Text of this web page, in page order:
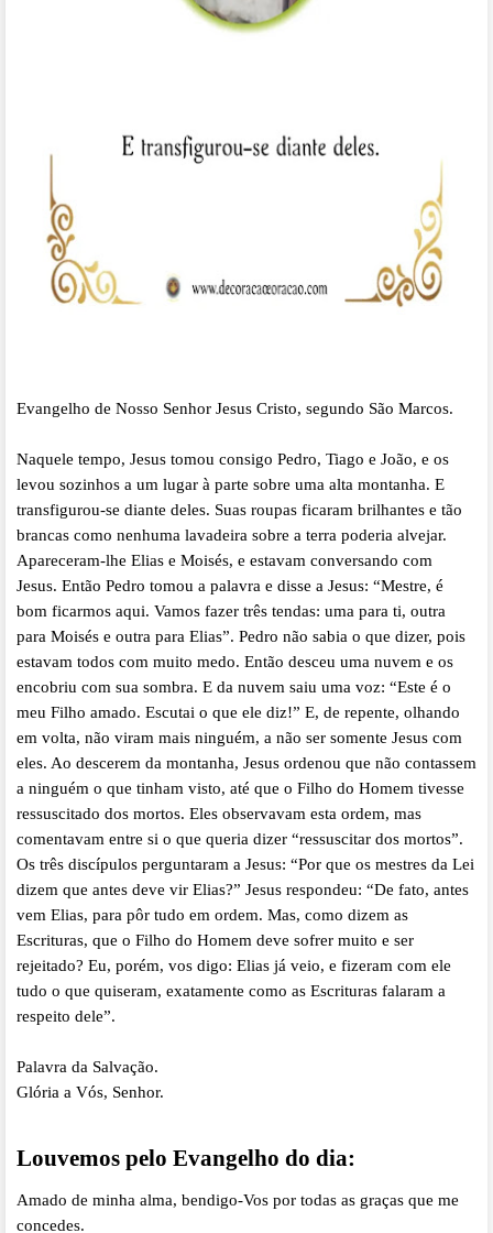
Evangelho de Nosso Senhor Jesus Cristo, segundo São Marcos.
Naquele tempo, Jesus tomou consigo Pedro, Tiago e João, e os
levou sozinhos a um lugar à parte sobre uma alta montanha. E
transfigurou-se diante deles. Suas roupas ficaram brilhantes e tão
brancas como nenhuma lavadeira sobre a terra poderia alvejar.
Apareceram-lhe Elias e Moisés, e estavam conversando com
Jesus. Então Pedro tomou a palavra e disse a Jesus: “Mestre, é
bom ficarmos aqui. Vamos fazer três tendas: uma para ti, outra
para Moisés e outra para Elias”. Pedro não sabia o que dizer, pois
estavam todos com muito medo. Então desceu uma nuvem e os
encobriu com sua sombra. E da nuvem saiu uma voz: “Este é o
meu Filho amado. Escutai o que ele diz!” E, de repente, olhando
em volta, não viram mais ninguém, a não ser somente Jesus com
eles. Ao descerem da montanha, Jesus ordenou que não contassem
a ninguém o que tinham visto, até que o Filho do Homem tivesse
ressuscitado dos mortos. Eles observavam esta ordem, mas
comentavam entre si o que queria dizer “ressuscitar dos mortos”.
Os três discípulos perguntaram a Jesus: “Por que os mestres da Lei
dizem que antes deve vir Elias?” Jesus respondeu: “De fato, antes
vem Elias, para pôr tudo em ordem. Mas, como dizem as
Escrituras, que o Filho do Homem deve sofrer muito e ser
rejeitado? Eu, porém, vos digo: Elias já veio, e fizeram com ele
tudo o que quiseram, exatamente como as Escrituras falaram a
respeito dele”.
Palavra da Salvação.
Glória a Vós, Senhor.
Louvemos pelo Evangelho do dia:
Amado de minha alma, bendigo-Vos por todas as graças que me
concedes.